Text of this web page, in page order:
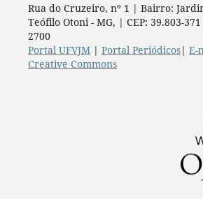
Rua do Cruzeiro, nº 1 | Bairro:
Teófilo Otoni - MG, | CEP: 39.803-
2700
Portal UFVJM| Portal Periódicos| E-
Creative Commons